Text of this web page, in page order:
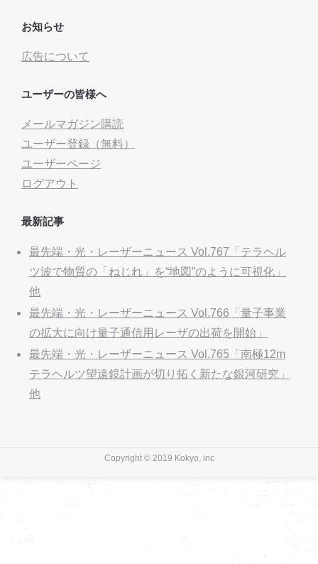
お知らせ
広告について
ユーザーの皆様へ
メールマガジン購読
ユーザー登録（無料）
ユーザーページ
ログアウト
最新記事
最先端・光・レーザーニュース Vol.767「テラヘル
ツ波で物質の「ねじれ」を“地図”のように可視化」
他
最先端・光・レーザーニュース Vol.766「量子事業
の拡大に向け量子通信用レーザの出荷を開始」
最先端・光・レーザーニュース Vol.765「南極12m
テラヘルツ望遠鏡計画が切り拓く新たな銀河研究」
他
Copyright © 2019 Kokyo, inc